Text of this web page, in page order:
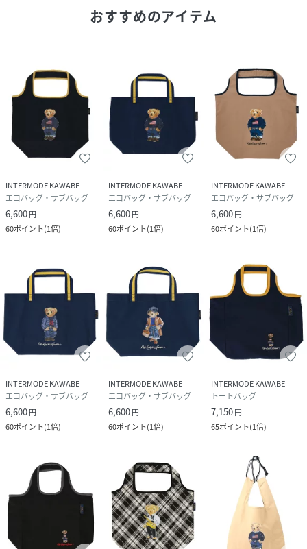
表地：ポリエステル100％ 裏地：ポリエステル
サイズ
クリーニング 洗濯不可
品番
NT7861_11812001
11812001-075-ONE NT7861
おすすめのアイテム
INTERMODE KAWABE
エコバッグ・サブバッグ
6,600円
60ポイント(1倍)
INTERMODE KAWABE
エコバッグ・サブバッグ
6,600円
60ポイント(1倍)
INTERMODE KAWABE
エコバッグ・サブバッグ
6,600円
60ポイント(1倍)
INTERMODE KAWABE
エコバッグ・サブバッグ
6,600円
60ポイント(1倍)
INTERMODE KAWABE
エコバッグ・サブバッグ
6,600円
60ポイント(1倍)
INTERMODE KAWABE
トートバッグ
7,150円
65ポイント(1倍)